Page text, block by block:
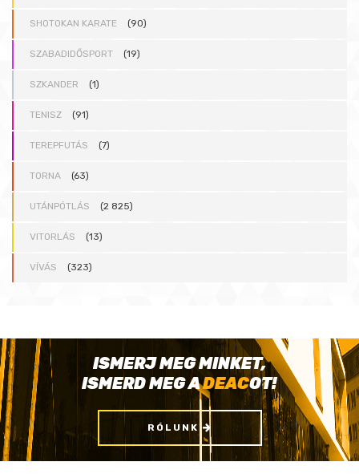
SHOTOKAN KARATE (90)
SZABADIDŐSPORT (19)
SZKANDER (1)
TENISZ (91)
TEREPFUTÁS (7)
TORNA (63)
UTÁNPÓTLÁS (2 825)
VITORLÁS (13)
VÍVÁS (323)
ISMERJ MEG MINKET,
ISMERD MEG ADEACOT!
RÓLUNK